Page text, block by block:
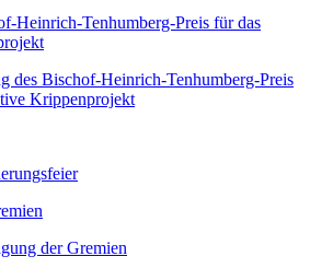
des Bischof-Heinrich-Tenhumberg-Preis
Krippenprojekt
der Gremien